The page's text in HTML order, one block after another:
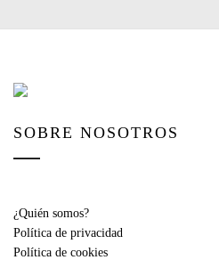
SOBRE NOSOTROS
¿Quién somos?
Política de privacidad
Política de cookies